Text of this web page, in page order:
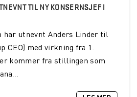
TIL NY KONSERNSJEF I
har utnevnt Anders Linder til
CEO) med virkning fra 1.
kommer fra stillingen som